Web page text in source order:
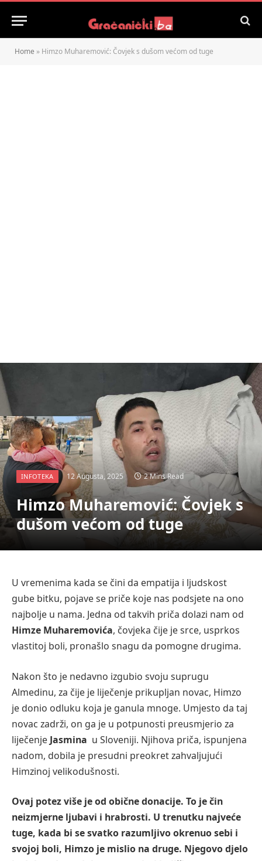
Home » Himzo Muharemović: Čovjek s dušom većom od tuge
INFOTEKA 12 Augusta, 2025 2 Mins Read
Himzo Muharemović: Čovjek s
dušom većom od tuge
U vremenima kada se čini da empatija i ljudskost
gube bitku, pojave se priče koje nas podsjete na ono
najbolje u nama. Jedna od takvih priča dolazi nam od
Himze Muharemovića, čovjeka čije je srce, usprkos
vlastitoj boli, pronašlo snagu da pomogne drugima.
Nakon što je nedavno izgubio svoju suprugu
Almedinu, za čije je liječenje prikupljan novac, Himzo
je donio odluku koja je ganula mnoge. Umjesto da taj
novac zadrži, on ga je u potpunosti preusmjerio za
liječenje Jasmina u Sloveniji. Njihova priča, ispunjena
nadom, dobila je presudni preokret zahvaljujući
Himzinoj velikodušnosti.
Ovaj potez više je od obične donacije. To je čin
neizmjerne ljubavi i hrabrosti. U trenutku najveće
tuge, kada bi se svatko razumljivo okrenuo sebi i
svojoj boli, Himzo je mislio na druge. Njegovo djelo